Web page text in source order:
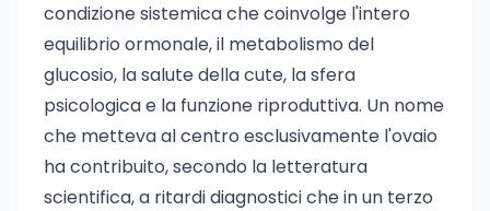
condizione sistemica che coinvolge l'intero
equilibrio ormonale, il metabolismo del
glucosio, la salute della cute, la sfera
psicologica e la funzione riproduttiva. Un nome
che metteva al centro esclusivamente l'ovaio
ha contribuito, secondo la letteratura
scientifica, a ritardi diagnostici che in un terzo